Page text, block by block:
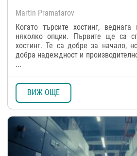
Martin Pramatarov
Когато търсите хостинг,
няколко опции. Първите ще са
хостинг. Те са добре за начало,
добра надеждност и
...
ВИЖ ОЩЕ